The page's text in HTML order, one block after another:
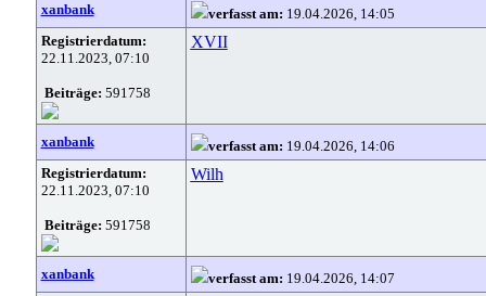
xanbank verfasst am: 19.04.2026, 14:05
Registrierdatum:
22.11.2023, 07:10
Beiträge: 591758
XVII
xanbank verfasst am: 19.04.2026, 14:06
Registrierdatum:
22.11.2023, 07:10
Beiträge: 591758
Wilh
xanbank verfasst am: 19.04.2026, 14:07